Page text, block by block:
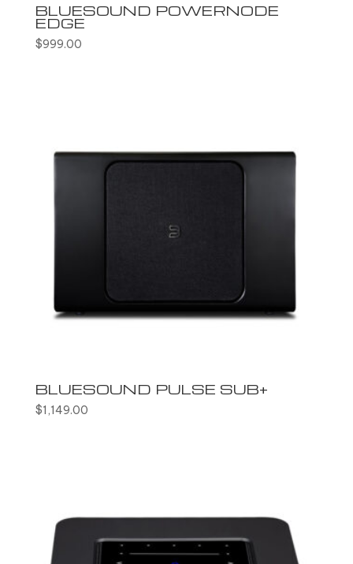
BLUESOUND POWERNODE
EDGE
$999.00
BLUESOUND PULSE SUB+
$1,149.00